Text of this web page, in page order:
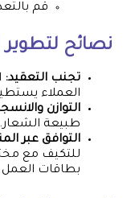
قم
نصائح لتطوير
تجنب التعقيد:
العملاء
التوازن
طبيعة الشعار.
التوافق عبر
للتكيف مع
بطاقات العمل